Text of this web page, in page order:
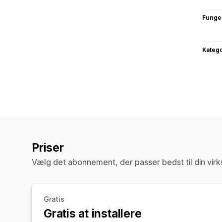
Priser
Vælg det abonnement, der passer bedst til din
Gratis
Gratis at installere